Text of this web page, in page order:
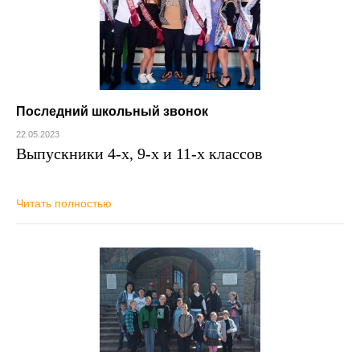
Последний школьный звонок
22.05.2023
Выпускники 4-х, 9-х и 11-х классов
Читать полностью